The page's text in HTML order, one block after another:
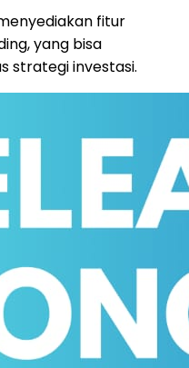
fitur
yang bisa
strategi investasi.